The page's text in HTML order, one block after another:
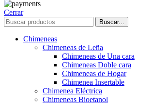
Cerrar
Buscar...
Chimeneas
Chimeneas de Leña
Chimeneas de Una cara
Chimeneas Doble cara
Chimeneas de Hogar
Chimenea Insertable
Chimenea Eléctrica
Chimeneas Bioetanol